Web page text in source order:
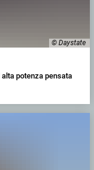
© Daystate
potenza pensata